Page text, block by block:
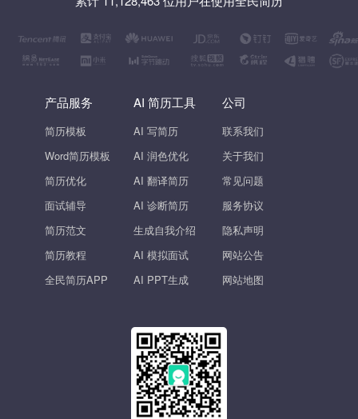
产品服务
简历模板
Word简历模板
简历优化
面试辅导
简历范文
简历教程
全民简历APP
AI 简历工具
AI 写简历
AI 润色优化
AI 翻译简历
AI 诊断简历
生成自我介绍
AI 模拟面试
AI PPT生成
公司
联系我们
关于我们
常见问题
服务协议
隐私声明
网站公告
网站地图